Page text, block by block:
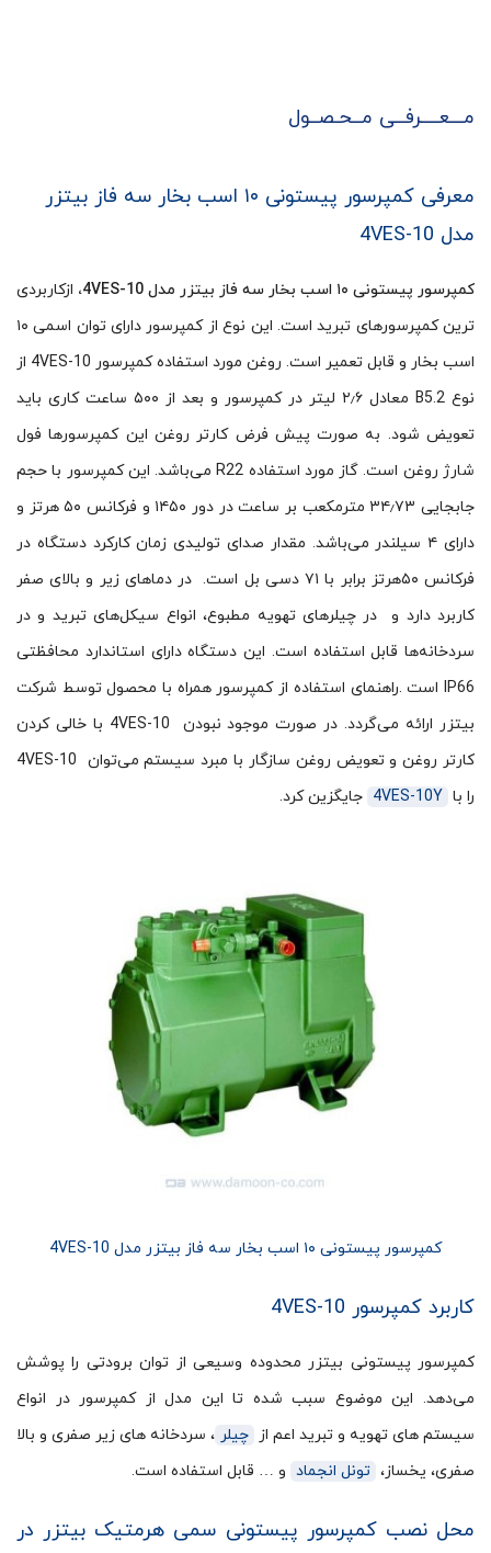
مـــعــــرفــی مــحـصــول
معرفی کمپرسور پیستونی ۱۰ اسب بخار سه فاز بیتزر
مدل 4VES-10
کمپرسور پیستونی ۱۰ اسب بخار سه فاز بیتزر مدل 4VES-10،
ازکاربردی
ترین کمپرسورهای تبرید است. این نوع از کمپرسور دارای توان اسمی ۱۰
اسب بخار و قابل تعمیر است. روغن مورد استفاده کمپرسور 4VES-10 از
نوع B5.2 معادل ۲٫۶ لیتر در کمپرسور و بعد از ۵۰۰ ساعت کاری باید
تعویض شود. به صورت پیش فرض کارتر روغن این کمپرسورها فول
شارژ روغن است. گاز مورد استفاده R22 می‌باشد. این کمپرسور با حجم
جابجایی ۳۴٫۷۳ مترمکعب بر ساعت در دور ۱۴۵۰ و فرکانس ۵۰ هرتز و
دارای ۴ سیلندر می‌باشد. مقدار صدای تولیدی زمان کارکرد دستگاه در
فرکانس ۵۰هرتز برابر با ۷۱ دسی بل است. در دماهای زیر و بالای صفر
کاربرد دارد و در چیلرهای تهویه مطبوع، انواع سیکل‌های تبرید و در
سردخانه‌­ها قابل استفاده است. این دستگاه دارای استاندارد محافظتی
IP66 است .راهنمای استفاده از کمپرسور همراه با محصول توسط شرکت
بیتزر ارائه می‌گردد. در صورت موجود نبودن 4VES-10 با خالی کردن
کارتر روغن و تعویض روغن سازگار با مبرد سیستم می‌توان 4VES-10
را با 4VES-10Y جایگزین کرد.
کمپرسور پیستونی ۱۰ اسب بخار سه فاز بیتزر مدل 4VES-10
کاربرد کمپرسور 4VES-10
کمپرسور پیستونی بیتزر محدوده وسیعی از توان برودتی را پوشش
می‌دهد. این موضوع سبب شده تا این مدل از کمپرسور در انواع
سیستم های تهویه و تبرید اعم از
چیلر ، سردخانه های زیر صفری و بالا
صفری، یخساز، تونل انجماد و … قابل استفاده است.
محل نصب کمپرسور پیستونی سمی هرمتیک بیتزر در